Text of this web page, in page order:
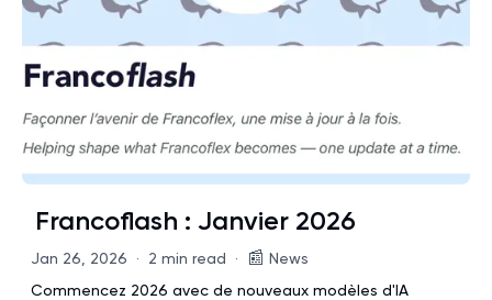
Francoflash : Janvier 2026
Jan 26, 2026 · 2 min read · 📰 News
Commencez 2026 avec de nouveaux modèles d'IA